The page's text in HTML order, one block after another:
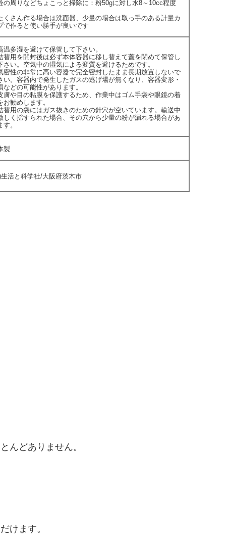
の周りなどちょこっと掃除に：粉50gに対し水8～10cc程度
さん作る場合は洗面器、少量の場合は取っ手のある計量カ
で作ると使い勝手が良いです
多湿を避けて保管して下さい。
用を開封後は必ず本体容器に移し替えて蓋を閉めて保管し
さい。空気中の湿気による変質を避けるためです。
性の非常に高い容器で完全密封したまま長期放置しないで
い。容器内で発生したガスの逃げ場が無くなり、容器変形・
などの可能性があります。
や目の粘膜を保護するため、作業中はゴム手袋や眼鏡の着
お勧めします。
用の袋にはガス抜きのための針穴が空いています。輸送中
しく揺すられた場合、その穴から少量の粉が漏れる場合があ
す。
製
生活と科学社/大阪府茨木市
んどありません。
けます。